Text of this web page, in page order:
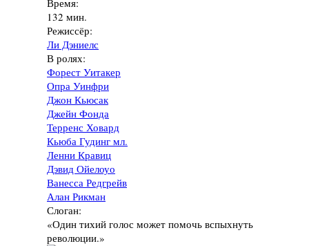
Время:
132 мин.
Режиссёр:
Ли Дэниелс
В ролях:
Форест Уитакер
Опра Уинфри
Джон Кьюсак
Джейн Фонда
Терренс Ховард
Кьюба Гудинг мл.
Ленни Кравиц
Дэвид Ойелоуо
Ванесса Редгрейв
Алан Рикман
Слоган:
«Один тихий голос может помочь вспыхнуть
революции.»